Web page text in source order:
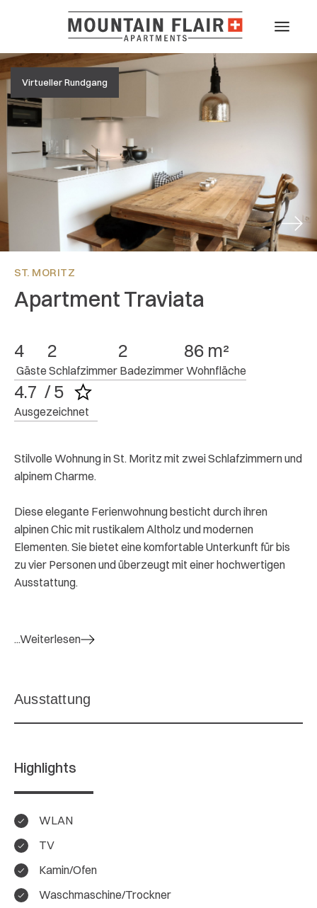
Virtueller Rundgang
Next
ST. MORITZ
Apartment Traviata
4
Gäste
2
Schlafzimmer
2
Badezimmer
86 m²
Wohnfläche
4.7  / 5
Ausgezeichnet
Stilvolle Wohnung in St. Moritz mit zwei Schlafzimmern und
alpinem Charme.
Diese elegante Ferienwohnung besticht durch ihren
alpinen Chic mit rustikalem Altholz und modernen
Elementen. Sie bietet eine komfortable Unterkunft für bis
zu vier Personen und überzeugt mit einer hochwertigen
Ausstattung.
...Weiterlesen
Highlights
WLAN
TV
Kamin/Ofen
Waschmaschine/Trockner